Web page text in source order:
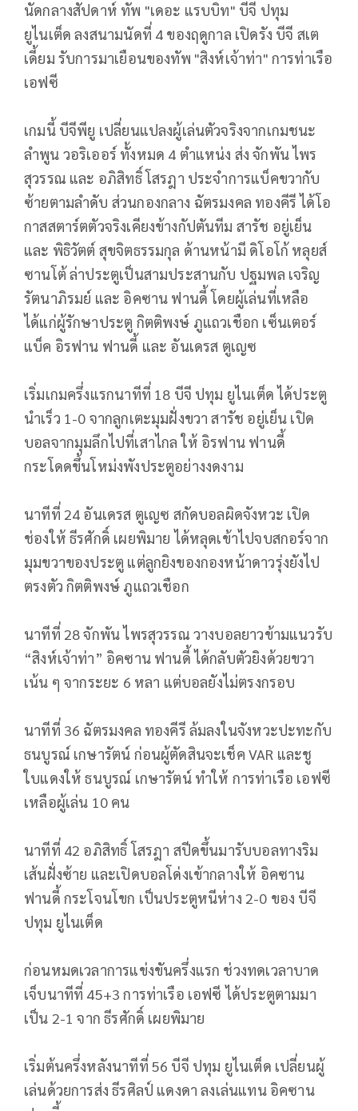
นัดกลางสัปดาห์ ทัพ "เดอะ แรบบิท" บีจี ปทุม
ยูไนเต็ด ลงสนามนัดที่ 4 ของฤดูกาล เปิดรัง บีจี สเต
เดี้ยม รับการมาเยือนของทัพ "สิงห์เจ้าท่า" การท่าเรือ
เอฟซี
เกมนี้ บีจีพียู เปลี่ยนแปลงผู้เล่นตัวจริงจากเกมชนะ
ลำพูน วอริเออร์ ทั้งหมด 4 ตำแหน่ง ส่ง จักพัน ไพร
สุวรรณ และ อภิสิทธิ์ โสรฎา ประจำการแบ็คขวากับ
ซ้ายตามลำดับ ส่วนกองกลาง ฉัตรมงคล ทองคีรี ได้โอ
กาสสตาร์ตตัวจริงเคียงข้างกัปตันทีม สารัช อยู่เย็น
และ พิธิวัตต์ สุขจิตธรรมกุล ด้านหน้ามี ดิโอโก้ หลุยส์
ซานโต้ ล่าประตูเป็นสามประสานกับ ปฐมพล เจริญ
รัตนาภิรมย์ และ อิคซาน ฟานดี้ โดยผู้เล่นที่เหลือ
ได้แก่ผู้รักษาประตู กิตติพงษ์ ภูแถวเชือก เซ็นเตอร์
แบ็ค อิรฟาน ฟานดี้ และ อันเดรส ตูเญซ
เริ่มเกมครึ่งแรกนาทีที่ 18 บีจี ปทุม ยูไนเต็ด ได้ประตู
นำเร็ว 1-0 จากลูกเตะมุมฝั่งขวา สารัช อยู่เย็น เปิด
บอลจากมุมลึกไปที่เสาไกล ให้ อิรฟาน ฟานดี้
กระโดดขึ้นโหม่งพังประตูอย่างงดงาม
นาทีที่ 24 อันเดรส ตูเญซ สกัดบอลผิดจังหวะ เปิด
ช่องให้ ธีรศักดิ์ เผยพิมาย ได้หลุดเข้าไปจบสกอร์จาก
มุมขวาของประตู แต่ลูกยิงของกองหน้าดาวรุ่งยังไป
ตรงตัว กิตติพงษ์ ภูแถวเชือก
นาทีที่ 28 จักพัน ไพรสุวรรณ วางบอลยาวข้ามแนวรับ
“สิงห์เจ้าท่า” อิคซาน ฟานดี้ ได้กลับตัวยิงด้วยขวา
เน้น ๆ จากระยะ 6 หลา แต่บอลยังไม่ตรงกรอบ
นาทีที่ 36 ฉัตรมงคล ทองคีรี ล้มลงในจังหวะปะทะกับ
ธนบูรณ์ เกษารัตน์ ก่อนผู้ตัดสินจะเช็ค VAR และชู
ใบแดงให้ ธนบูรณ์ เกษารัตน์ ทำให้ การท่าเรือ เอฟซี
เหลือผู้เล่น 10 คน
นาทีที่ 42 อภิสิทธิ์ โสรฎา สปีดขึ้นมารับบอลทางริม
เส้นฝั่งซ้าย และเปิดบอลโด่งเข้ากลางให้ อิคซาน
ฟานดี้ กระโจนโขก เป็นประตูหนีห่าง 2-0 ของ บีจี
ปทุม ยูไนเต็ด
ก่อนหมดเวลาการแข่งขันครึ่งแรก ช่วงทดเวลาบาด
เจ็บนาทีที่ 45+3 การท่าเรือ เอฟซี ได้ประตูตามมา
เป็น 2-1 จาก ธีรศักดิ์ เผยพิมาย
เริ่มต้นครึ่งหลังนาทีที่ 56 บีจี ปทุม ยูไนเต็ด เปลี่ยนผู้
เล่นด้วยการส่ง ธีรศิลป์ แดงดา ลงเล่นแทน อิคซาน